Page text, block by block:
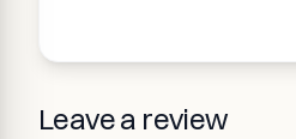
Leave a review